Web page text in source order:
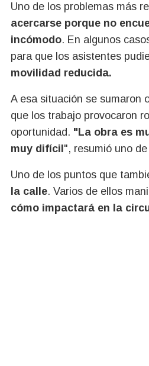
Uno de los problemas más
acercarse porque no
incómodo. En algunos
para que los asistentes
movilidad reducida.
A esa situación se sumaron
que los trabajo provocaron
oportunidad. "La obra es
muy difícil ", resumió uno
Uno de los puntos que
la calle. Varios de ellos
cómo impactará en la